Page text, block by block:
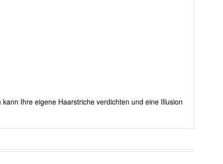
Ihre eigene Haarstriche verdichten und eine Illusion